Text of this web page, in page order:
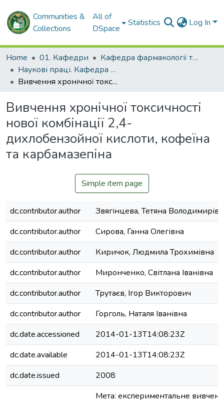
Communities &
Collections
All of
DSpace
Statistics Log In
Home 01. Кафедри
Кафедра фармакології та медичної рецептури
Наукові праці. Кафедра фармакології та медичної рецептури
Вивчення хронічної токсичності нової комбінації 2,4-дихлобензойної кислоти, кофеїна та карбамазепіна
Вивчення хронічної токсичності
нової комбінації 2,4-
дихлобензойної кислоти, кофеїна
та карбамазепіна
Simple item page
dc.contributor.author
Звягінцева, Тетяна
dc.contributor.author
Сирова, Ганна Олегівна
dc.contributor.author
Киричок, Людмила Трохимівна
dc.contributor.author
Миронченко, Світлана Іванівна
dc.contributor.author
Трутаєв, Ігор Викторович
dc.contributor.author
Горголь, Наталя Іванівна
dc.date.accessioned
2014-01-13T14:08:23Z
dc.date.available
2014-01-13T14:08:23Z
dc.date.issued
2008
Мета: експериментальне